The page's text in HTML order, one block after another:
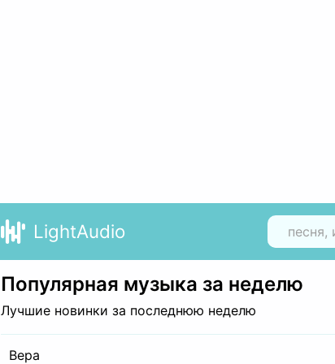
LightAudio
Популярная музыка за неделю
Лучшие новинки за последнюю неделю
Вера